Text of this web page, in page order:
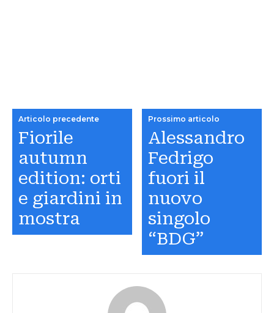
Articolo precedente
Fiorile
autumn
edition: orti
e giardini in
mostra
Prossimo articolo
Alessandro
Fedrigo
fuori il
nuovo
singolo
“BDG”